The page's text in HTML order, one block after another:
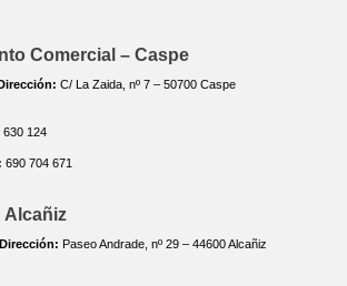
Comercial – Caspe
C/ La Zaida, nº 7 – 50700 Caspe
630 124
690 704 671
Alcañiz
Dirección: Paseo Andrade, nº 29 – 44600 Alcañiz